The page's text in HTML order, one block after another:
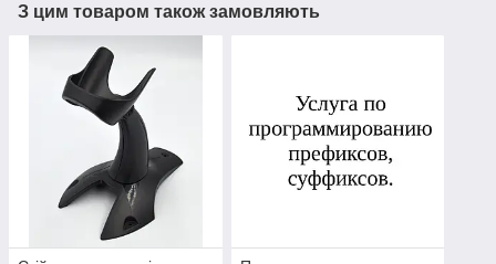
З цим товаром також замовляють